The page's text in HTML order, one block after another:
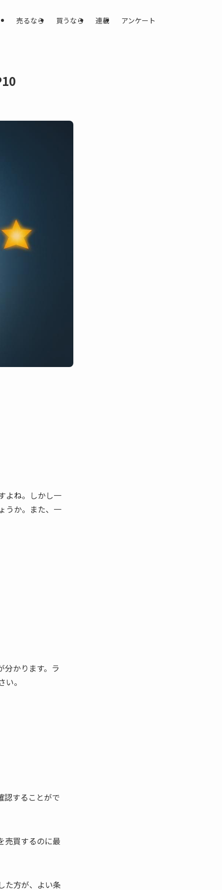
売るなら 買うなら 連載 アンケート
よね。しかし一
うか。また、一
分かります。ラ
。
認することがで
売買するのに最
た方が、よい条